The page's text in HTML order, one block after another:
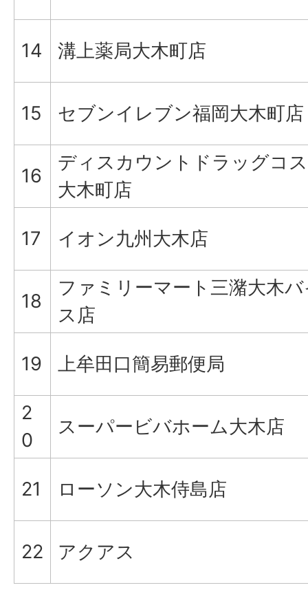
14 溝上薬局大木町店
15 セブンイレブン福岡大木町店
16
ディスカウントドラッグコ
大木町店
17 イオン九州大木店
18
ファミリーマート三潴大木
ス店
19 上牟田口簡易郵便局
2
0
スーパービバホーム大木店
21 ローソン大木侍島店
22 アクアス